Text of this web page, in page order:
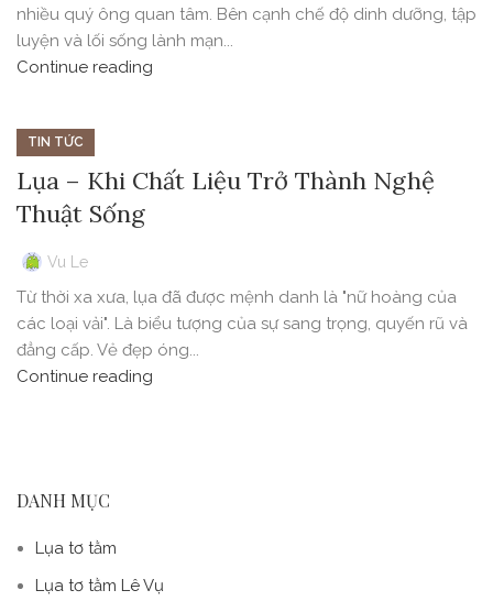
nhiều quý ông quan tâm. Bên cạnh chế độ dinh dưỡng, tập
luyện và lối sống lành mạn...
Continue reading
TIN TỨC
Lụa – Khi Chất Liệu Trở Thành Nghệ
Thuật Sống
Vu Le
Từ thời xa xưa, lụa đã được mệnh danh là "nữ hoàng của
các loại vải". Là biểu tượng của sự sang trọng, quyến rũ và
đẳng cấp. Vẻ đẹp óng...
Continue reading
DANH MỤC
Lụa tơ tằm
Lụa tơ tằm Lê Vụ